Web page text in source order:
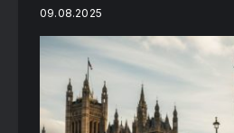
09.08.2025